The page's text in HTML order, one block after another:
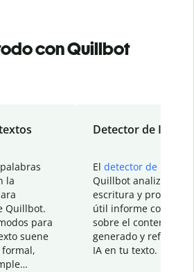
con Quillbot
la
Quillbot.
para
suene
Detector de IA
El detector de IA
Quillbot analiza tu
escritura y
útil informe con
sobre el contenido
generado y refinado
IA en tu texto.